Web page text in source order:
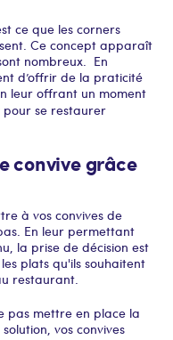
ce que les corners
Ce concept apparaît
nombreux. En
d’offrir de la praticité
leur offrant un moment
pour se restaurer
convive grâce
à vos convives de
En leur permettant
la prise de décision est
plats qu'ils souhaitent
restaurant.
pas mettre en place la
vos convives